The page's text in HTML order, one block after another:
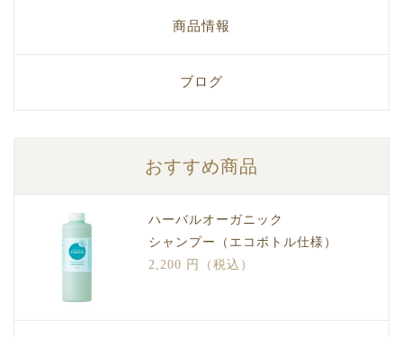
商品情報
ブログ
おすすめ商品
ハーバルオーガニック
シャンプー（エコボトル仕様）
2,200 円（税込）